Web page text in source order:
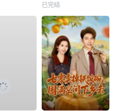
已完结